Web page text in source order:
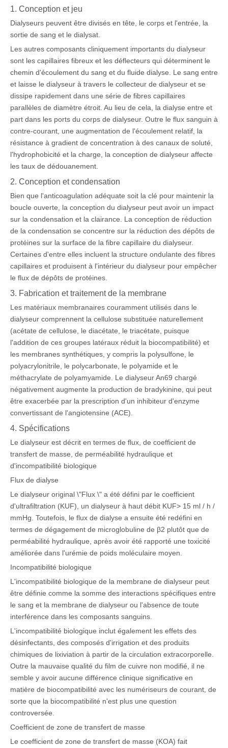
1. Conception et jeu
Dialyseurs peuvent être divisés en tête, le corps et l'entrée, la
sortie de sang et le dialysat.
Les autres composants cliniquement importants du dialyseur
sont les capillaires fibreux et les déflecteurs qui déterminent le
chemin d'écoulement du sang et du fluide dialyse. Le sang entre
et laisse le dialyseur à travers le collecteur de dialyseur et se
dissipe rapidement dans une série de fibres capillaires
parallèles de diamètre étroit. Au lieu de cela, la dialyse entre et
part dans les ports du corps de dialyseur. Outre le flux sanguin à
contre-courant, une augmentation de l'écoulement relatif, la
résistance à gradient de concentration à des canaux de soluté,
l'hydrophobicité et la charge, la conception de dialyseur affecte
les taux de dédouanement.
2. Conception et condensation
Bien que l'anticoagulation adéquate soit la clé pour maintenir la
boucle ouverte, la conception du dialyseur peut avoir un impact
sur la condensation et la clairance. La conception de réduction
de la condensation se concentre sur la réduction des dépôts de
protéines sur la surface de la fibre capillaire du dialyseur.
Certaines d'entre elles incluent la structure ondulante des fibres
capillaires et produisent à l'intérieur du dialyseur pour empêcher
le flux de dépôts de protéines.
3. Fabrication et traitement de la membrane
Les matériaux membranaires couramment utilisés dans le
dialyseur comprennent la cellulose substituée naturellement
(acétate de cellulose, le diacétate, le triacétate, puisque
l'addition de ces groupes latéraux réduit la biocompatibilité) et
les membranes synthétiques, y compris la polysulfone, le
polyacrylonitrile, le polycarbonate, le polyamide et le
méthacrylate de polyamyamide. Le dialyseur An69 chargé
négativement augmente la production de bradykinine, qui peut
être exacerbée par la prescription d'un inhibiteur d'enzyme
convertissant de l'angiotensine (ACE).
4. Spécifications
Le dialyseur est décrit en termes de flux, de coefficient de
transfert de masse, de perméabilité hydraulique et
d'incompatibilité biologique
Flux de dialyse
Le dialyseur original \"Flux \" a été défini par le coefficient
d'ultrafiltration (KUF), un dialyseur à haut débit KUF> 15 ml / h /
mmHg. Toutefois, le flux de dialyse a ensuite été redéfini en
termes de dégagement de microglobuline de β2 plutôt que de
perméabilité hydraulique, après avoir été rapporté une toxicité
améliorée dans l'urémie de poids moléculaire moyen.
Incompatibilité biologique
L'incompatibilité biologique de la membrane de dialyseur peut
être définie comme la somme des interactions spécifiques entre
le sang et la membrane de dialyseur ou l'absence de toute
interférence dans les composants sanguins.
L'incompatibilité biologique inclut également les effets des
désinfectants, des composés d'irrigation et des produits
chimiques de lixiviation à partir de la circulation extracorporelle.
Outre la mauvaise qualité du film de cuivre non modifié, il ne
semble y avoir aucune différence clinique significative en
matière de biocompatibilité avec les numériseurs de courant, de
sorte que la biocompatibilité n'est plus une question
controversée.
Coefficient de zone de transfert de masse
Le coefficient de zone de transfert de masse (KOA) fait